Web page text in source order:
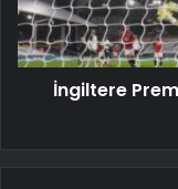
İngiltere